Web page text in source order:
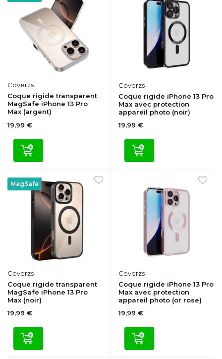
Coverzs
Coque rigide transparent
MagSafe iPhone 13 Pro
Max (argent)
19,99 €
Coverzs
Coque rigide iPhone 13 Pro
Max avec protection
appareil photo (noir)
19,99 €
MagSafe
Coverzs
Coque rigide transparent
MagSafe iPhone 13 Pro
Max (noir)
19,99 €
Coverzs
Coque rigide iPhone 13 Pro
Max avec protection
appareil photo (or rose)
19,99 €